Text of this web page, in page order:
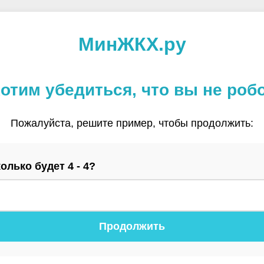
МинЖКХ.ру
убедиться, что вы не
Пожалуйста, решите пример, чтобы продолжить:
будет 4 - 4?
Продолжить